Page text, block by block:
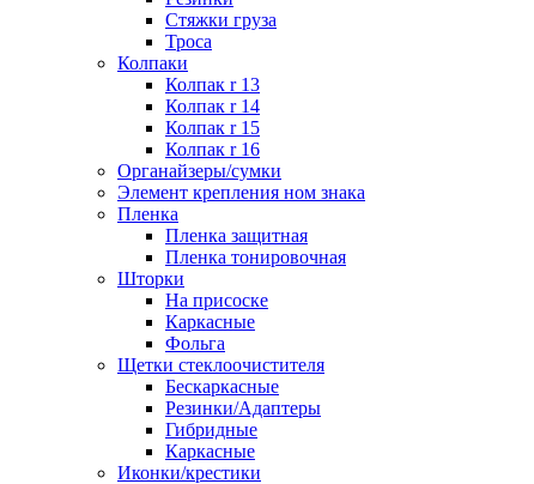
Стяжки груза
Троса
Колпаки
Колпак r 13
Колпак r 14
Колпак r 15
Колпак r 16
Органайзеры/сумки
Элемент крепления ном знака
Пленка
Пленка защитная
Пленка тонировочная
Шторки
На присоске
Каркасные
Фольга
Щетки стеклоочистителя
Бескаркасные
Резинки/Адаптеры
Гибридные
Каркасные
Иконки/крестики